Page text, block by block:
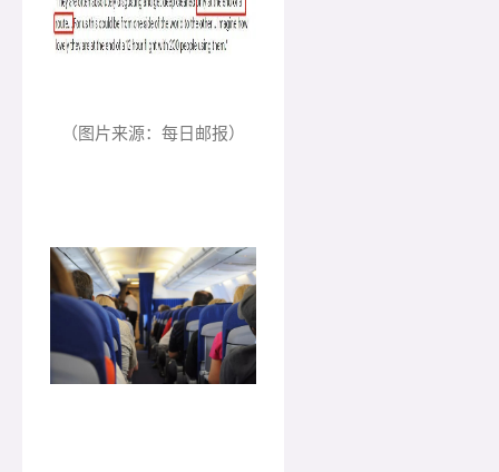
（图片来源：每日邮报）